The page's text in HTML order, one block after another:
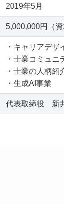
2019年5月
5,000,000円（資
・キャリアデザ
・士業コミュニ
・士業の人柄紹
・生成AI事業
代表取締役 新